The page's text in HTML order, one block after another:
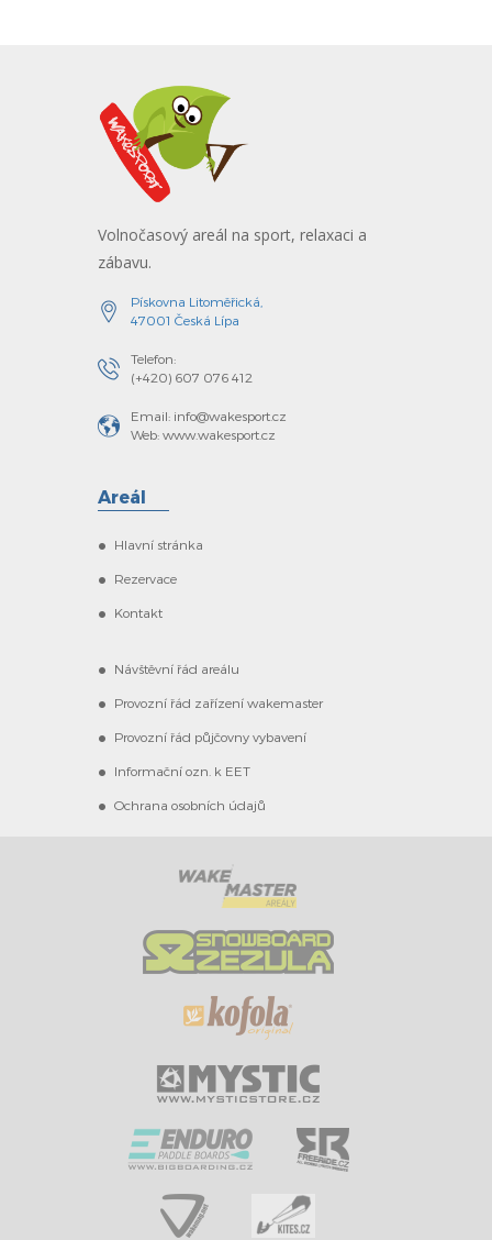
Volnočasový areál na sport, relaxaci a
zábavu.
Pískovna Litoměřická,
47001 Česká Lípa
Telefon:
(+420) 607 076 412
Email: info@wakesport.cz
Web: www.wakesport.cz
Areál
Hlavní stránka
Rezervace
Kontakt
Návštěvní řád areálu
Provozní řád zařízení wakemaster
Provozní řád půjčovny vybavení
Informační ozn. k EET
Ochrana osobních údajů